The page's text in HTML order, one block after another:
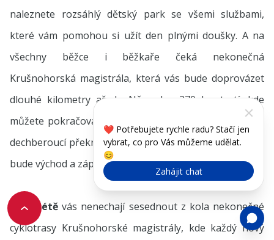
naleznete rozsáhlý dětský park se všemi službami,
které vám pomohou si užít den plnými doušky. A na
všechny běžce i běžkaře čeká nekonečná
Krušnohorská magistrála, která vás bude doprovázet
dlouhé kilometry až do Německa, 270 km tratí, kde
můžete pokračovat ve sbírání kilometrů vašich toulek
dechberoucí překrásnou krajinou. Jediným limitem vám
bude východ a západ slunce, i když…
V létě vás nenechají sesednout z kola nekonečné
cyklotrasy Krušnohorské magistrály, kde každý nový
❤️ Potřebujete rychle radu? Stačí jen
vybrat, co pro Vás můžeme udělat.
😊
Zahájit chat